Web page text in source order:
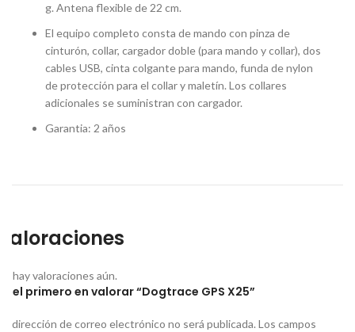
g. Antena flexible de 22 cm.
El equipo completo consta de mando con pinza de
cinturón, collar, cargador doble (para mando y collar), dos
cables USB, cinta colgante para mando, funda de nylon
de protección para el collar y maletín. Los collares
adicionales se suministran con cargador.
Garantia: 2 años
hay valoraciones aún.
el primero en valorar “Dogtrace GPS X25”
dirección de correo electrónico no será publicada.Los campos